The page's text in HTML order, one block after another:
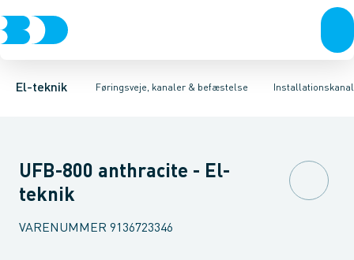
El-teknik Føringsveje, kanaler & befæstelse
Afbrydere, stikkontakter & lampeudtagForgreningsmateriel
Føringsveje Installationskanaler for gulvInstallationskanaler
Indsats for gulvkanalsystemTilbehør til gulvstander
UFB-800 anthracite - El-
teknik
VARENUMMER 9136723346